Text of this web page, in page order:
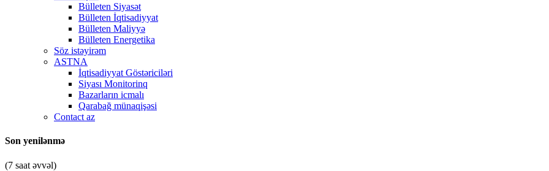
Bülleten Siyasət
Bülleten İqtisadiyyat
Bülleten Maliyyə
Bülleten Energetika
Söz istəyirəm
ASTNA
İqtisadiyyat Göstəriciləri
Siyası Monitorinq
Bazarların icmalı
Qarabağ münaqişəsi
Contact az
Son yenilənmə
(7 saat əvvəl)